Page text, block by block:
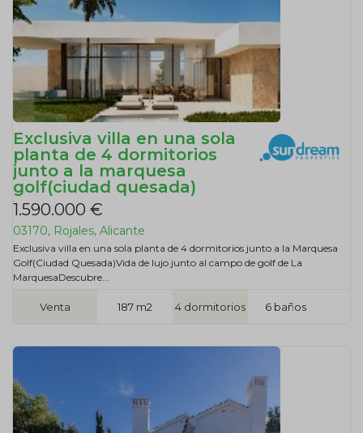
Exclusiva villa en una sola
planta de 4 dormitorios
junto a la marquesa
golf(ciudad quesada)
1.590.000 €
03170, Rojales, Alicante
Exclusiva villa en una sola planta de 4 dormitorios junto a la Marquesa
Golf(Ciudad Quesada)Vida de lujo junto al campo de golf de La
MarquesaDescubre...
Venta 187 m2 4 dormitorios 6 baños